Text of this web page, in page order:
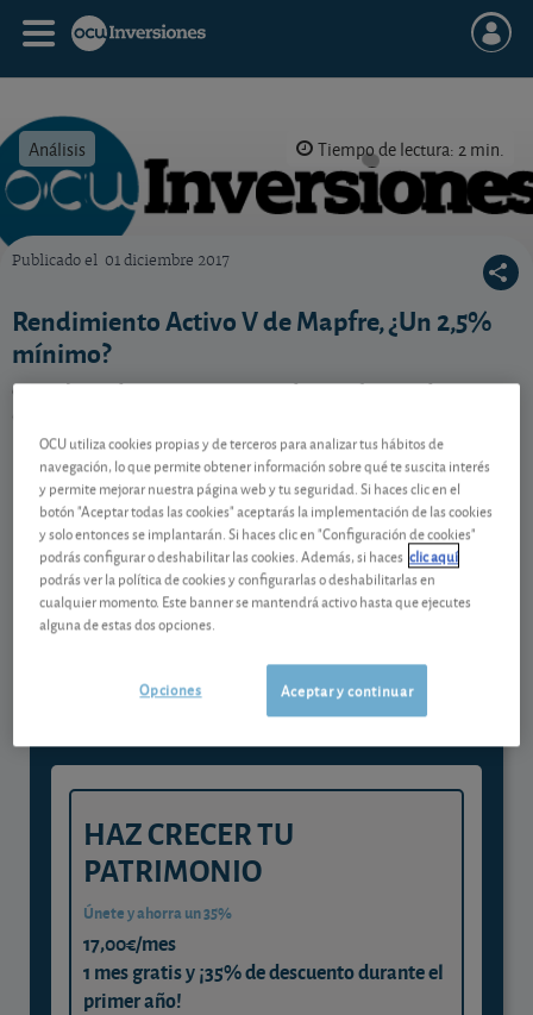
Análisis Tiempo de lectura: 2 min.
Publicado el 01 diciembre 2017
Rendimiento Activo V de Mapfre, ¿Un 2,5%
mínimo?
Con el Rendimiento Activo V de Mapfre puede
¡cuidado!
Contenido reservado a SOCIOS
Gestiona tu dinero con visión
experta
y consigue que cada euro trabaje
para ti
HAZ CRECER TU
PATRIMONIO
Únete y ahorra un 35%
17,00€/mes
1 mes gratis y ¡35% de descuento durante el
primer año!
OCU utiliza cookies propias y de terceros para analizar tus hábitos de
navegación, lo que permite obtener información sobre qué te suscita interés
y permite mejorar nuestra página web y tu seguridad. Si haces clic en el
botón "Aceptar todas las cookies" aceptarás la implementación de las cookies
y solo entonces se implantarán. Si haces clic en "Configuración de cookies"
podrás configurar o deshabilitar las cookies. Además, si haces clic aquí
podrás ver la política de cookies y configurarlas o deshabilitarlas en
cualquier momento. Este banner se mantendrá activo hasta que ejecutes
alguna de estas dos opciones.
Aceptar y continuar
Opciones